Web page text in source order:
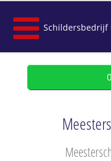
Schildersbedrijf